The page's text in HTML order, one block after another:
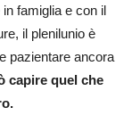
famiglia e con il
il plenilunio è
pazientare ancora
capire quel che